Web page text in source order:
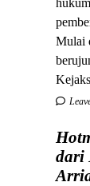
Mulai
dari